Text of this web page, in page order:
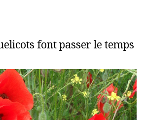
font passer le temps